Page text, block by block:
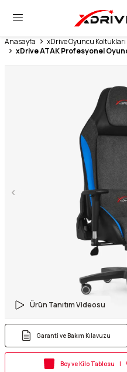
Anasayfa xDrive Oyuncu Koltukları
xDrive ATAK Profesyonel
Ürün Tanıtım Videosu
Garanti ve Bakım Kılavuzu
Boy ve Kilo Tablosu |